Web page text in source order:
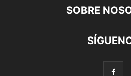
SOBRE